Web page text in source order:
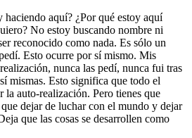
haciendo aquí? ¿Por qué estoy aquí
No estoy buscando nombre ni
reconocido como nada. Es sólo un
Esto ocurre por sí mismo. Mis
nunca las pedí, nunca fui tras
mismas. Esto significa que todo el
la auto-realización. Pero tienes que
dejar de luchar con el mundo y dejar
que las cosas se desarrollen como